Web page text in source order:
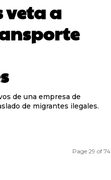
veta a
de una empresa de
de migrantes ilegales.
Page 29 of 74